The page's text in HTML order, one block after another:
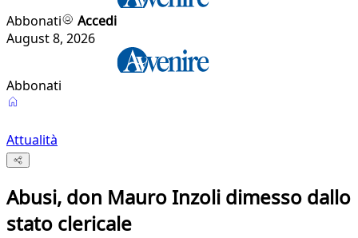
Abbonati
Accedi
August 8, 2026
Abbonati
Attualità
Abusi, don Mauro Inzoli dimesso dallo
stato clericale